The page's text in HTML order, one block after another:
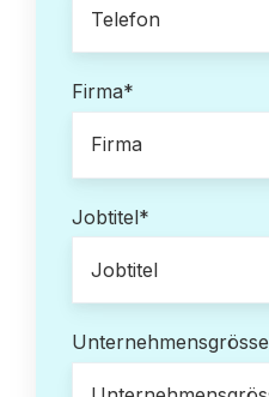
Firma*
Jobtitel*
Unternehmensgrösse